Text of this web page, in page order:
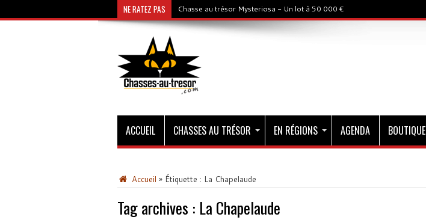
NE RATEZ PAS Chasse au trésor Mysteriosa - Un lot à 50 000 €
ACCUEIL CHASSES AU TRÉSOR EN RÉGIONS AGENDA BOUTIQUE
Accueil » Étiquette : La Chapelaude
Tag archives : La Chapelaude